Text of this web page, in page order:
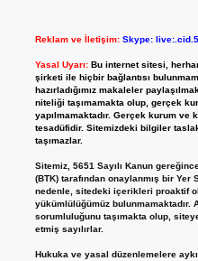
Reklam ve İletişim: Skype:
Yasal Uyarı: Bu internet sitesi,
şirketi ile hiçbir bağlantısı
hazırladığımız makaleler
niteliği taşımamakta olup, gerçek
yapılmamaktadır. Gerçek kurum
tesadüfidir. Sitemizdeki bilgiler
taşımazlar.
Sitemiz, 5651 Sayılı Kanun
(BTK) tarafından onaylanmış bir Yer
nedenle, sitedeki içerikleri proaktif
yükümlülüğümüz bulunmamaktadır.
sorumluluğunu taşımakta olup,
etmiş sayılırlar.
Hukuka ve yasal düzenlemelere